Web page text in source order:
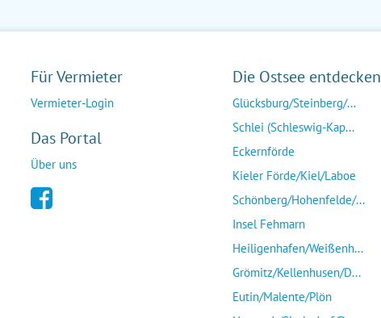
Für Vermieter
Vermieter-Login
Das Portal
Über uns
Die Ostsee entdecken
Glücksburg/Steinberg/...
Schlei (Schleswig-Kap...
Eckernförde
Kieler Förde/Kiel/Laboe
Schönberg/Hohenfelde/...
Insel Fehmarn
Heiligenhafen/Weißenh...
Grömitz/Kellenhusen/D...
Eutin/Malente/Plön